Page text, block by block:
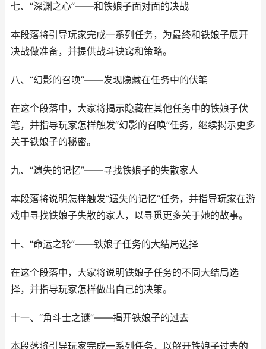
七、“深渊之心”——和铁娘子面对面的决战
本段落将引导玩家完成一系列任务，为最终和铁娘子展开
决战做准备，并提供战斗诀窍和策略。
八、“幻影的召唤”——发现隐藏在任务中的伏笔
在这个段落中，大家将揭示隐藏在其他任务中的铁娘子伏
笔，并指导玩家怎样触发“幻影的召唤”任务，继续揭示更多
关于铁娘子的秘密。
九、“遗失的记忆”——寻找铁娘子的失散家人
本段落将说明怎样触发“遗失的记忆”任务，并指导玩家在游
戏中寻找铁娘子失散的家人，以寻觅更多关于她的故事。
十、“命运之轮”——铁娘子任务的大结局选择
在这个段落中，大家将说明铁娘子任务的不同大结局选
择，并指导玩家怎样做出自己的决策。
十一、“角斗士之谜”——揭开铁娘子的过去
本段落将引导玩家完成一系列任务，以解开铁娘子过去的